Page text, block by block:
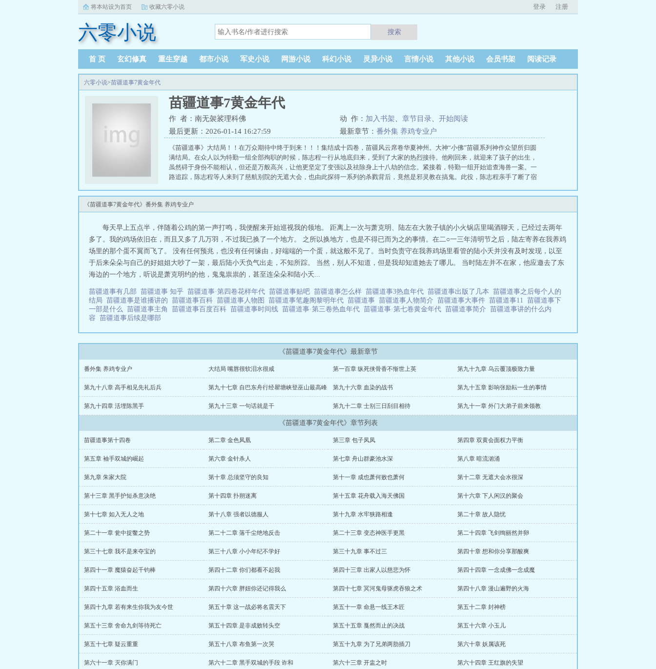
将本站设为首页 收藏六零小说 登录 注册
六零小说 搜索
首 页 玄幻修真 重生穿越 都市小说 军史小说 网游小说 科幻小说 灵异小说 言情小说 其他小说 会员书架 阅读记录
六零小说>苗疆道事7黄金年代
苗疆道事7黄金年代
作 者：南无袈裟理科佛 动 作： 加入书架 章节目录
开始阅读
最后更新：2026-01-14 16:27:59
最新章节： 番外集 养鸡专业户
《苗疆道事》大结局！！在万众期待中终于到来！！！集结成十四卷，苗疆风云席卷华夏神州。大神“小佛”苗疆系列神作众望所归圆
满结局。在众人以为特勤一组全部殉职的时候，陈志程一行从地底归来，受到了大家的热烈接待。他刚回来，就迎来了孩子的出生，
虽然碍于身份不能相认，但还是万般高兴，让他更坚定了变强以及祛除身上十八劫的信念。紧接着，特勤一组开始追查海兽一案。一
路追踪，陈志程等人来到了慈航别院的无遮大会，也由此探得一系列的杀戮背后，竟然是邪灵教在搞鬼。此役，陈志程亲手了断了宿
灭了这个邪恶组织的头目…… 苗疆道事14：一个时代的结束，一个时代的开端
《苗疆道事7黄金年代》番外集 养鸡专业户
每天早上五点半，伴随着公鸡的第一声打鸣，我便醒来开始巡视我的领地。 距离上一次与萧克明、陆左在大敦子镇的小火锅店里喝酒聊天，已经过去两年
多了。我的鸡场依旧在，而且又多了几万羽，不过我已换了一个地方。 之所以换地方，也是不得已而为之的事情。在二○一三年清明节之后，陆左寄养在我养鸡
场里的那个蛋不翼而飞了。 没有任何预兆，也没有任何缘由，好端端的一个蛋，就这般不见了。当时负责守在我养鸡场里看管的陆小夭并没有及时发现，以至
于后来朵朵与自己的好姐姐大吵了一架，最后陆小夭负气出走，不知所踪。 当然，别人不知道，但是我却知道她去了哪儿。 当时陆左并不在家，他应邀去了东
海边的一个地方，听说是萧克明约的他，鬼鬼祟祟的，甚至连朵朵和陆小夭...
苗疆道事有几部 苗疆道事 知乎 苗疆道事·第四卷花样年代 苗疆道事贴吧 苗疆道事怎么样 苗疆道事3热血年代 苗疆道事出版了几本 苗疆道事之后每个人的
结局 苗疆道事是谁播讲的 苗疆道事百科 苗疆道事人物图 苗疆道事笔趣阁黎明年代 苗疆道事 苗疆道事人物简介 苗疆道事大事件 苗疆道事11 苗疆道事下
一部是什么 苗疆道事主角 苗疆道事百度百科 苗疆道事时间线 苗疆道事·第三卷热血年代 苗疆道事·第七卷黄金年代 苗疆道事简介 苗疆道事讲的什么内
容 苗疆道事后续是哪部
《苗疆道事7黄金年代》最新章节
番外集 养鸡专业户 大结局 嘴唇很软泪水很咸 第一百章 纵死侠骨香不惭世上英 第九十九章 乌云覆顶极致力量
第九十八章 高手相见先礼后兵 第九十七章 自巴东舟行经瞿塘峡登巫山最高峰 第九十六章 血染的战书 第九十五章 影响张励耘一生的事情
第九十四章 活埋陈黑手 第九十三章 一句话就是干 第九十二章 士别三日刮目相待 第九十一章 外门大弟子前来领教
《苗疆道事7黄金年代》章节列表
苗疆道事第十四卷 第二章 金色凤凰 第三章 包子凤凤 第四章 双黄会面权力平衡
第五章 袖手双城的崛起 第六章 金针杀人 第七章 舟山群豪池水深 第八章 暗流汹涌
第九章 朱家大院 第十章 总须坚守的良知 第十一章 成也萧何败也萧何 第十二章 无遮大会水很深
第十三章 黑手护短杀意决绝 第十四章 扑朔迷离 第十五章 花舟载入海天佛国 第十六章 下人闲汉的聚会
第十七章 如入无人之地 第十八章 强者以德服人 第十九章 水牢狭路相逢 第二十章 故人隐忧
第二十一章 瓮中捉鳖之势 第二十二章 落千尘绝地反击 第二十三章 变态神医手更黑 第二十四章 飞剑绚丽然并卵
第三十七章 我不是来夺宝的 第三十八章 小小年纪不学好 第三十九章 事不过三 第四十章 想和你分享那酸爽
第四十一章 魔猿奋起千钧棒 第四十二章 你们都看不起我 第四十三章 出家人以慈悲为怀 第四十四章 一念成佛一念成魔
第四十五章 浴血而生 第四十六章 胖妞你还记得我么 第四十七章 冥河鬼母驱虎吞狼之术 第四十八章 漫山遍野的火海
第四十九章 若有来生你我为友今世 第五十章 这一战必将名震天下 第五十一章 命悬一线王木匠 第五十二章 封神榜
第五十三章 舍命九剑等待死亡 第五十四章 是非成败转头空 第五十五章 戛然而止的决战 第五十六章 小玉儿
第五十七章 疑云重重 第五十八章 布鱼第一次哭 第五十九章 为了兄弟两肋插刀 第六十章 妖属该死
第六十一章 灭你满门 第六十二章 黑手双城的手段 诈和 第六十三章 开盅之时 第六十四章 王红旗的失望